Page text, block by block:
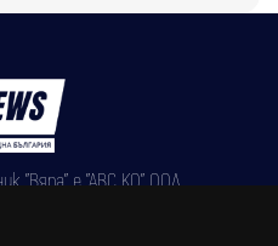
"Вяра" е "АВС КО" ООД,